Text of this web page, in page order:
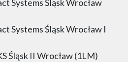
Systems Śląsk Wrocław
Systems Śląsk Wrocław I
Śląsk II Wrocław (1LM)